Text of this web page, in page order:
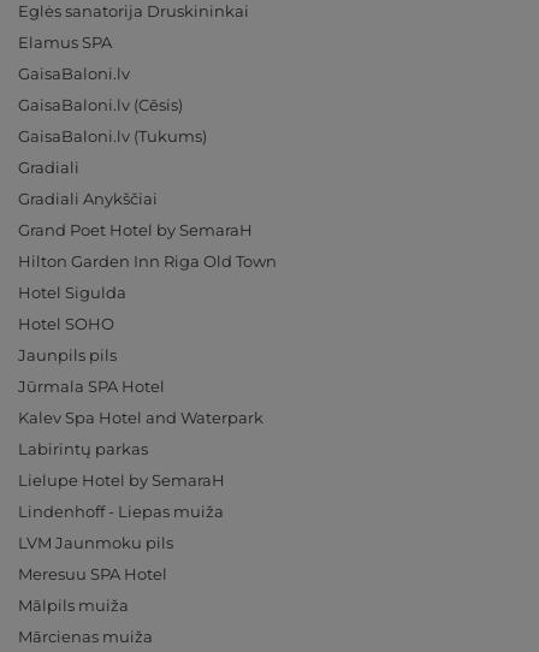
Eglės sanatorija Druskininkai
Elamus SPA
GaisaBaloni.lv
GaisaBaloni.lv (Cēsis)
GaisaBaloni.lv (Tukums)
Gradiali
Gradiali Anykščiai
Grand Poet Hotel by SemaraH
Hilton Garden Inn Riga Old Town
Hotel Sigulda
Hotel SOHO
Jaunpils pils
Jūrmala SPA Hotel
Kalev Spa Hotel and Waterpark
Labirintų parkas
Lielupe Hotel by SemaraH
Lindenhoff - Liepas muiža
LVM Jaunmoku pils
Meresuu SPA Hotel
Mālpils muiža
Mārcienas muiža